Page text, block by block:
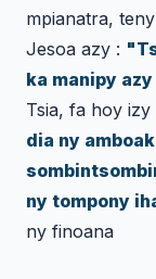
mpianatra,
Jesoa azy :
ka manipy
Tsia, fa hoy izy
dia ny
ny tompony
ny finoana